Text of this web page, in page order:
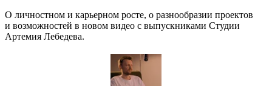
О личностном и карьерном росте, о разнообразии проектов
и возможностей в новом видео с выпускниками Студии
Артемия Лебедева.